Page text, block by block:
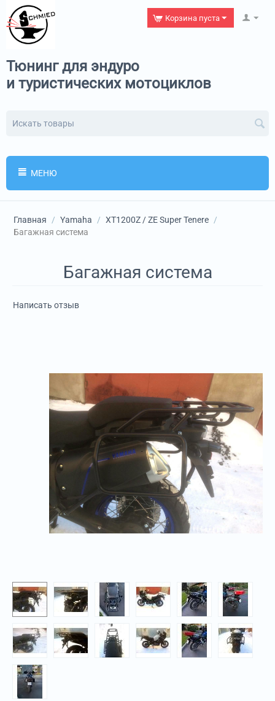
Корзина пуста
Тюнинг для эндуро
и туристических мотоциклов
МЕНЮ
Главная / Yamaha / XT1200Z / ZE Super Tenere /
Багажная система
Багажная система
Написать отзыв